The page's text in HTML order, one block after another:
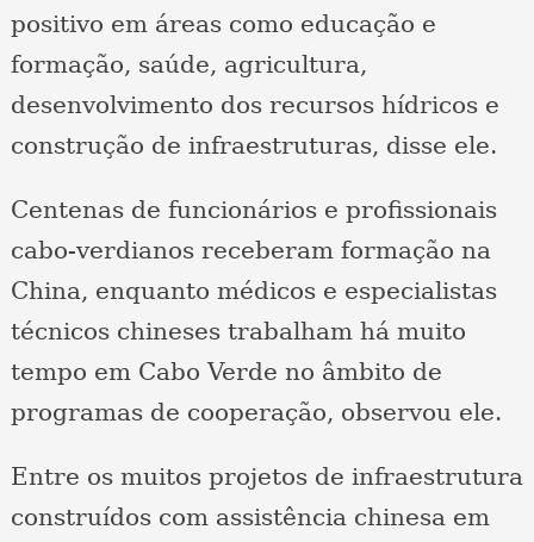
positivo em áreas como educação e
formação, saúde, agricultura,
desenvolvimento dos recursos hídricos e
construção de infraestruturas, disse ele.
Centenas de funcionários e profissionais
cabo-verdianos receberam formação na
China, enquanto médicos e especialistas
técnicos chineses trabalham há muito
tempo em Cabo Verde no âmbito de
programas de cooperação, observou ele.
Entre os muitos projetos de infraestrutura
construídos com assistência chinesa em